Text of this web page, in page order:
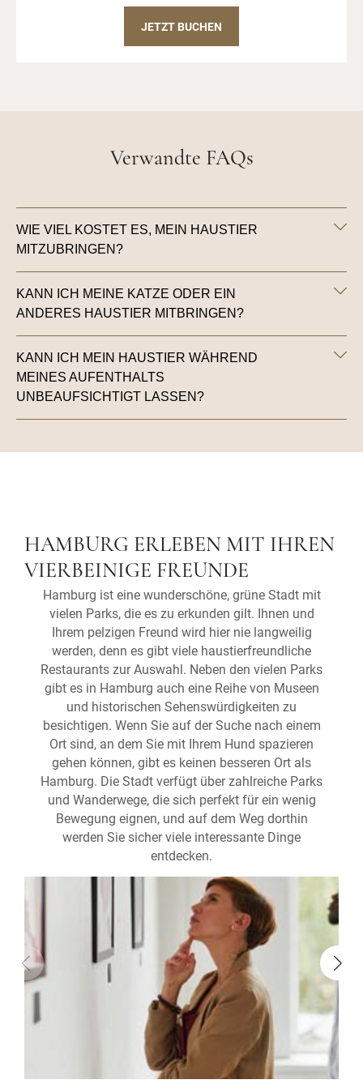
JETZT BUCHEN
Verwandte FAQs
WIE VIEL KOSTET ES, MEIN HAUSTIER
MITZUBRINGEN?
KANN ICH MEINE KATZE ODER EIN
ANDERES HAUSTIER MITBRINGEN?
KANN ICH MEIN HAUSTIER WÄHREND
MEINES AUFENTHALTS
UNBEAUFSICHTIGT LASSEN?
HAMBURG ERLEBEN MIT IHREN
VIERBEINIGE FREUNDE
Hamburg ist eine wunderschöne, grüne Stadt mit
vielen Parks, die es zu erkunden gilt. Ihnen und
Ihrem pelzigen Freund wird hier nie langweilig
werden, denn es gibt viele haustierfreundliche
Restaurants zur Auswahl. Neben den vielen Parks
gibt es in Hamburg auch eine Reihe von Museen
und historischen Sehenswürdigkeiten zu
besichtigen. Wenn Sie auf der Suche nach einem
Ort sind, an dem Sie mit Ihrem Hund spazieren
gehen können, gibt es keinen besseren Ort als
Hamburg. Die Stadt verfügt über zahlreiche Parks
und Wanderwege, die sich perfekt für ein wenig
Bewegung eignen, und auf dem Weg dorthin
werden Sie sicher viele interessante Dinge
entdecken.